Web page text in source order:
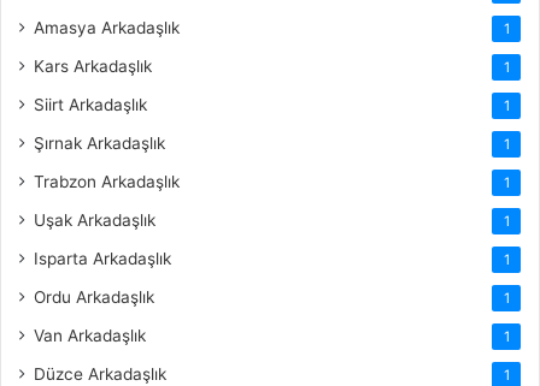
Amasya Arkadaşlık 1
Kars Arkadaşlık 1
Siirt Arkadaşlık 1
Şırnak Arkadaşlık 1
Trabzon Arkadaşlık 1
Uşak Arkadaşlık 1
Isparta Arkadaşlık 1
Ordu Arkadaşlık 1
Van Arkadaşlık 1
Düzce Arkadaşlık 1